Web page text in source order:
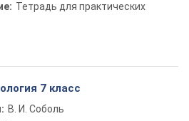
Тетрадь для практических
7 класс
В. И. Соболь